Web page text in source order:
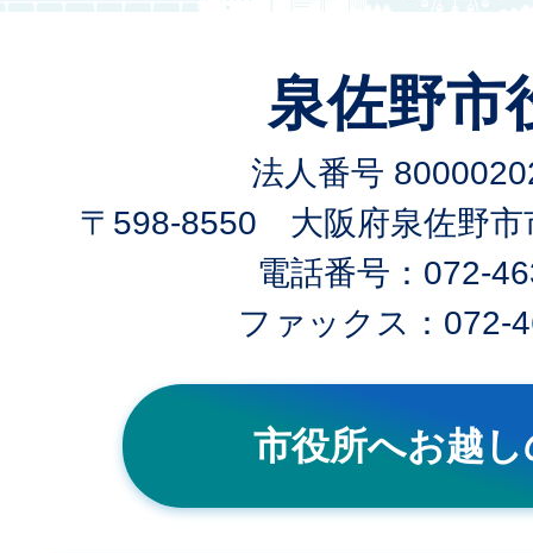
泉佐野市
法人番号
〒598-8550 大阪府泉佐野市
電話番号：072-
ファックス：072-
市役所へお越